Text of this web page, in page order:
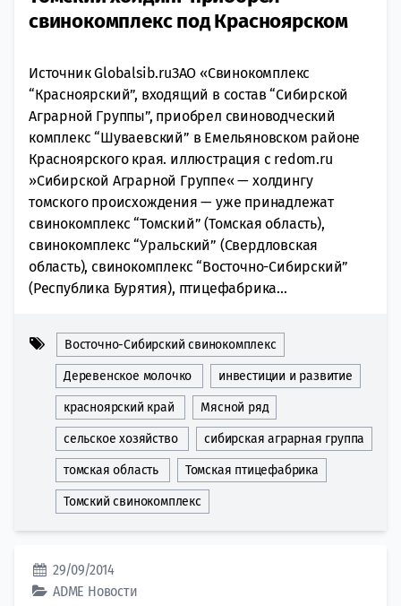
свинокомплекс под Красноярском
Источник Globalsib.ruЗАО «Свинокомплекс
“Красноярский”, входящий в состав “Сибирской
Аграрной Группы”, приобрел свиноводческий
комплекс “Шуваевский” в Емельяновском районе
Красноярского края. иллюстрация с redom.ru
»Сибирской Аграрной Группе« — холдингу
томского происхождения — уже принадлежат
свинокомплекс “Томский” (Томская область),
свинокомплекс “Уральский” (Свердловская
область), свинокомплекс “Восточно-Сибирский”
(Республика Бурятия), птицефабрика...
Восточно-Сибирский свинокомплекс
Деревенское молочко инвестиции и развитие
красноярский край Мясной ряд
сельское хозяйство сибирская аграрная группа
томская область Томская птицефабрика
Томский свинокомплекс
29/09/2014
ADME Новости